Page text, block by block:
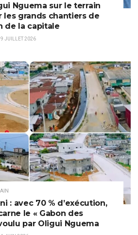
Nguema sur le terrain
les grands chantiers de
de la capitale
JUILLET 2026
: avec 70 % d’exécution,
le « Gabon des
par Oligui Nguema